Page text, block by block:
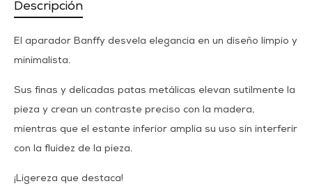
Descripción
El aparador Banffy desvela elegancia en un diseño limpio y
minimalista.
Sus finas y delicadas patas metálicas elevan sutilmente la
pieza y crean un contraste preciso con la madera,
mientras que el estante inferior amplía su uso sin interferir
con la fluidez de la pieza.
¡Ligereza que destaca!